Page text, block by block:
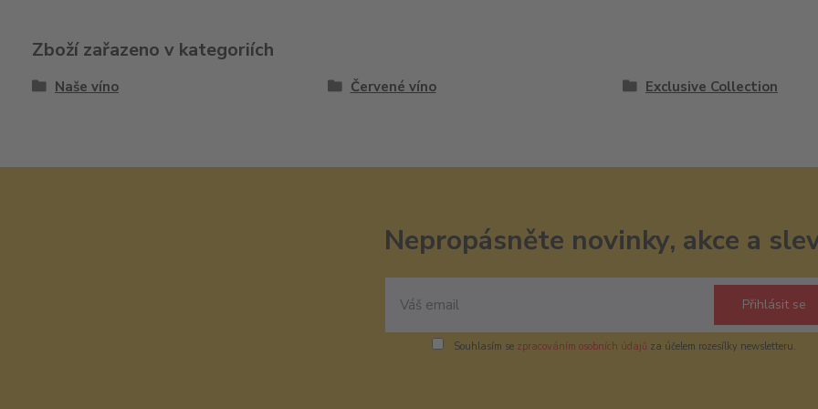
Zboží zařazeno v kategoriích
Naše víno Červené víno Exclusive Collection
Nepropásněte novinky, akce a
Přihlásit se
Souhlasím se zpracováním osobních údajů za účelem rozesílky newsletteru.